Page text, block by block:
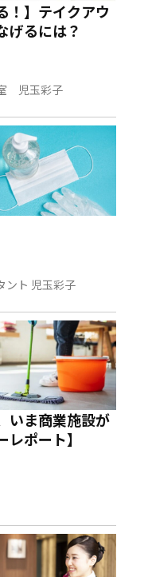
！】テイクアウ
げるには？
児玉彩子
ント 児玉彩子
いま商業施設が
ポート】